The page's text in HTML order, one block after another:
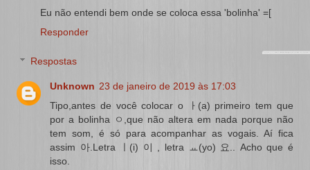
Eu não entendi bem onde se coloca essa 'bolinha' =[
Responder
Respostas
Unknown 23 de janeiro de 2019 às 17:03
Tipo,antes de você colocar o ㅏ(a) primeiro tem que
por a bolinha ㅇ,que não altera em nada porque não
tem som, é só para acompanhar as vogais. Aí fica
assim 아.Letra ㅣ(i) 이 , letra ㅛ(yo) 요.. Acho que é
isso.